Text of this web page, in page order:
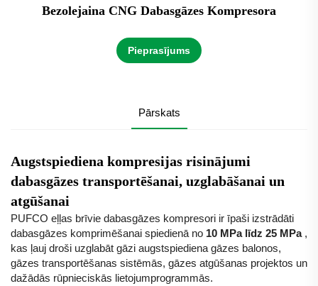
Bezolejaina CNG Dabasgāzes Kompresora
Pieprasījums
Pārskats
Augstspiediena kompresijas risinājumi
dabasgāzes transportēšanai, uzglabāšanai un
atgūšanai
PUFCO eļļas brīvie dabasgāzes kompresori ir īpaši izstrādāti
dabasgāzes komprimēšanai spiedienā no 10 MPa līdz 25 MPa ,
kas ļauj droši uzglabāt gāzi augstspiediena gāzes balonos,
gāzes transportēšanas sistēmās, gāzes atgūšanas projektos un
dažādās rūpnieciskās lietojumprogrammās.